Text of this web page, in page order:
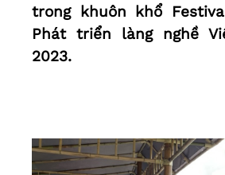
trong khuôn khổ
Phát triển làng nghề
2023.